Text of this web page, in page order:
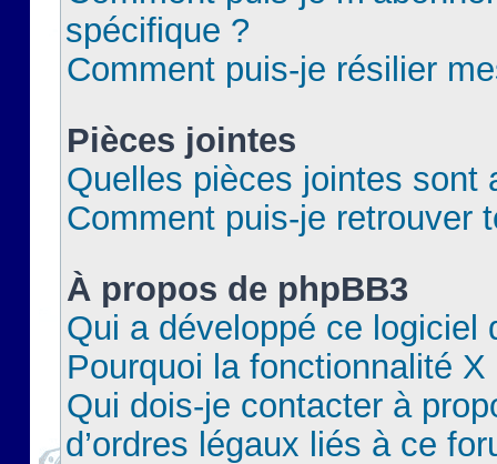
spécifique ?
Comment puis-je résilier
Pièces jointes
Quelles pièces jointes sont
Comment puis-je retrouver
À propos de phpBB3
Qui a développé ce logiciel
Pourquoi la fonctionnalité X
Qui dois-je contacter à
d’ordres légaux liés à ce